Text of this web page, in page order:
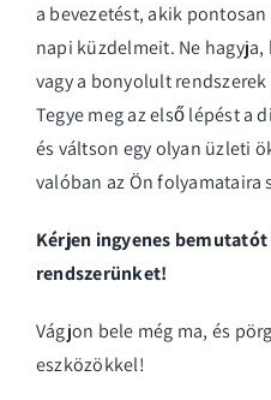
a bevezetést, akik pontosan
napi küzdelmeit. Ne
vagy a bonyolult
Tegye meg az első lépést a
és váltson egy olyan üzleti
valóban az Ön folyamataira
Kérjen ingyenes bemutatót
rendszerünket!
Vágjon bele még ma, és
eszközökkel!